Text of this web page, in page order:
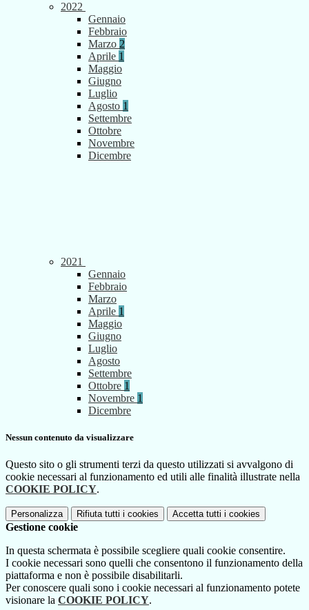
2022
Gennaio
Febbraio
Marzo 2
Aprile 1
Maggio
Giugno
Luglio
Agosto 1
Settembre
Ottobre
Novembre
Dicembre
2021
Gennaio
Febbraio
Marzo
Aprile 1
Maggio
Giugno
Luglio
Agosto
Settembre
Ottobre 1
Novembre 1
Dicembre
Nessun contenuto da visualizzare
Questo sito o gli strumenti terzi da questo utilizzati si avvalgono di
cookie necessari al funzionamento ed utili alle finalità illustrate nella
COOKIE POLICY.
Personalizza Rifiuta tutti i cookies Accetta tutti i cookies
Gestione cookie
In questa schermata è possibile scegliere quali cookie consentire.
I cookie necessari sono quelli che consentono il funzionamento della
piattaforma e non è possibile disabilitarli.
Per conoscere quali sono i cookie necessari al funzionamento potete
visionare la COOKIE POLICY.